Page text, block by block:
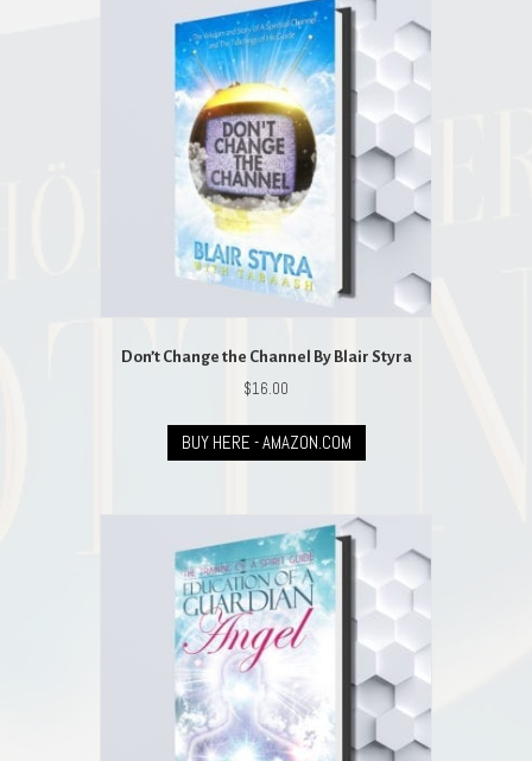
Don’t Change the Channel By Blair Styra
$16.00
BUY HERE - AMAZON.COM